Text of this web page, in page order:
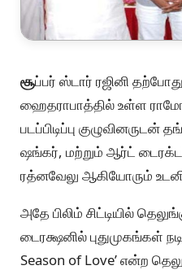
சூப்பர் ஸ்டார் ரஜினி
ஹைதராபாத்தில் உள்ள
படப்பிடிப்பு குழுவினருடன்
ஷங்கர், மற்றும் ஆர்ட் டைரக்டர்
ரத்னவேலு ஆகியோரும்
அதே பிலிம் சிட்டியில்
டைரக்ஷனில் புதுமுகங்கள்
Season of Love’ என்ற